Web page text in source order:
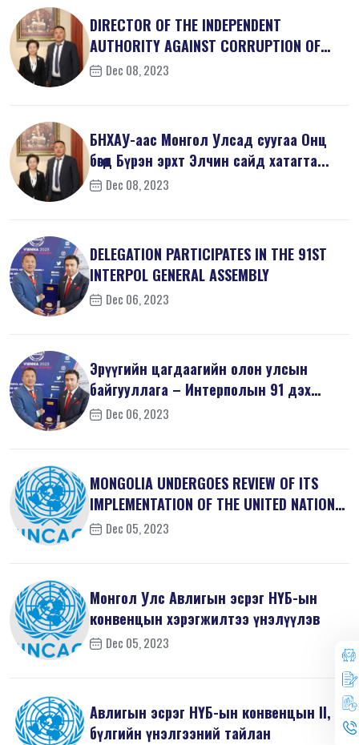
DIRECTOR OF THE INDEPENDENT
AUTHORITY AGAINST CORRUPTION OF
MONGOLIA M...
Dec 08, 2023
БНХАУ-аас Монгол Улсад суугаа Онц
бөгөөд Бүрэн эрхт Элчин сайд хатагта...
Dec 08, 2023
DELEGATION PARTICIPATES IN THE 91ST
INTERPOL GENERAL ASSEMBLY
Dec 06, 2023
Эрүүгийн цагдаагийн олон улсын
байгууллага – Интерполын 91 дэх
удаагий...
Dec 06, 2023
MONGOLIA UNDERGOES REVIEW OF ITS
IMPLEMENTATION OF THE UNITED NATIONS
... Dec 05, 2023
Монгол Улс Авлигын эсрэг НҮБ-ын
конвенцын хэрэгжилтээ үнэлүүлэв
Dec 05, 2023
Авлигын эсрэг НҮБ-ын конвенцын II, V
бүлгийн үнэлгээний тайлан